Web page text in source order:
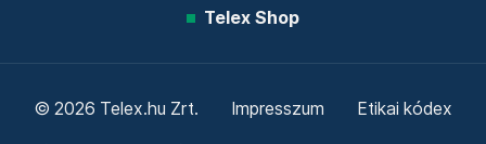
Telex Shop
© 2026 Telex.hu Zrt. Impresszum Etikai kódex